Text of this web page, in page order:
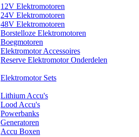
12V Elektromotoren
24V Elektromotoren
48V Elektromotoren
Borstelloze Elektromotoren
Boegmotoren
Elektromotor Accessoires
Reserve Elektromotor Onderdelen
Elektromotor Sets
Lithium Accu's
Lood Accu's
Powerbanks
Generatoren
Accu Boxen